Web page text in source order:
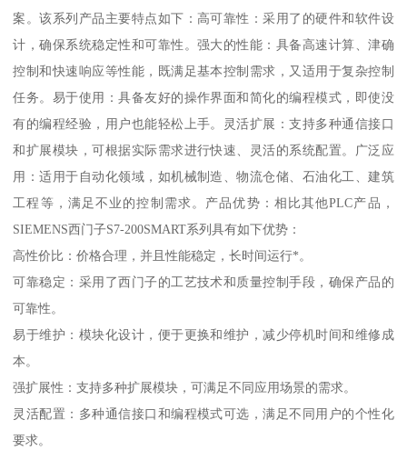
案。该系列产品主要特点如下：高可靠性：采用了的硬件和软件设
计，确保系统稳定性和可靠性。强大的性能：具备高速计算、津确
控制和快速响应等性能，既满足基本控制需求，又适用于复杂控制
任务。易于使用：具备友好的操作界面和简化的编程模式，即使没
有的编程经验，用户也能轻松上手。灵活扩展：支持多种通信接口
和扩展模块，可根据实际需求进行快速、灵活的系统配置。广泛应
用：适用于自动化领域，如机械制造、物流仓储、石油化工、建筑
工程等，满足不业的控制需求。产品优势：相比其他PLC产品，
SIEMENS西门子S7-200SMART系列具有如下优势：
高性价比：价格合理，并且性能稳定，长时间运行*。
可靠稳定：采用了西门子的工艺技术和质量控制手段，确保产品的
可靠性。
易于维护：模块化设计，便于更换和维护，减少停机时间和维修成
本。
强扩展性：支持多种扩展模块，可满足不同应用场景的需求。
灵活配置：多种通信接口和编程模式可选，满足不同用户的个性化
要求。